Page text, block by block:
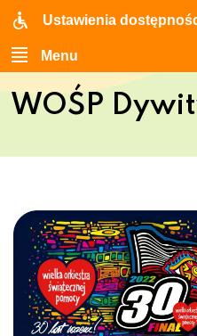
Ustawienia
Menu
WOŚP